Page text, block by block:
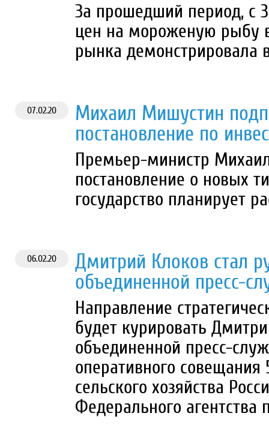
За прошедший период, с
цен на мороженую рыбу
рынка демонстрировала
07.02.20
Михаил Мишустин
постановление по
Премьер-министр
постановление о новых
государство планирует
06.02.20
Дмитрий Клоков стал
объединенной пресс-
Направление
будет курировать
объединенной пресс-
оперативного
сельского хозяйства
Федерального